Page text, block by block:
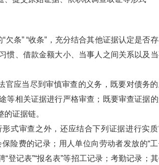
条” “收条”，充分结合其他证据认定是否
惯、借款金额大小、当事人之间关系以及
官应当尽到审慎审查的义务，既要对债务
等相关证据进行严格审查；既要审查证据
证据链。
式审查之外，还应结合下列证据进行实
险费的记录；用人单位向劳动者发放的“
登记表”“报名表”等招工记录；考勤记录；